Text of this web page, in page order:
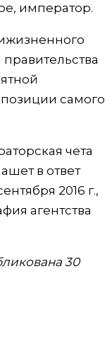
император.
правительства
самого
чета
в ответ
2016 г.,
агентства
30